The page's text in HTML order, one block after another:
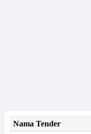
Nama Tender